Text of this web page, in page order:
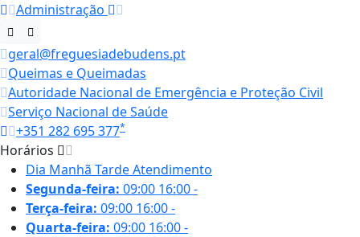
Administração
geral@freguesiadebudens.pt
Queimas e Queimadas
Autoridade Nacional de Emergência e Proteção Civil
Serviço Nacional de Saúde
+351 282 695 377*
Horários
Dia Manhã TardeAtendimento
Segunda-feira: 09:00 16:00-
Terça-feira: 09:00 16:00-
Quarta-feira: 09:00 16:00-